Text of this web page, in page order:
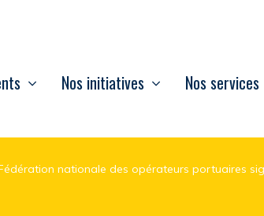
Nos initiatives Nos services
nationale des opérateurs portuaires